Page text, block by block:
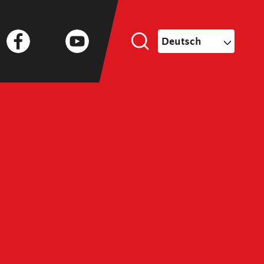
Facebook
TwitterYouTube
Deutsch